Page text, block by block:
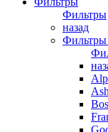
Фильтры
назад